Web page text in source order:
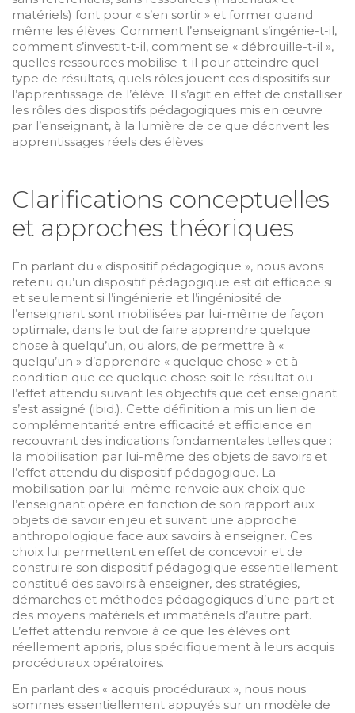
matériels) font pour « s’en sortir » et former quand
même les élèves. Comment l’enseignant s’ingénie-t-il,
comment s’investit-t-il, comment se « débrouille-t-il »,
quelles ressources mobilise-t-il pour atteindre quel
type de résultats, quels rôles jouent ces dispositifs sur
l’apprentissage de l’élève. Il s’agit en effet de cristalliser
les rôles des dispositifs pédagogiques mis en œuvre
par l’enseignant, à la lumière de ce que décrivent les
apprentissages réels des élèves.
Clarifications conceptuelles
et approches théoriques
En parlant du « dispositif pédagogique », nous avons
retenu qu’un dispositif pédagogique est dit efficace si
et seulement si l’ingénierie et l’ingéniosité de
l’enseignant sont mobilisées par lui-même de façon
optimale, dans le but de faire apprendre quelque
chose à quelqu’un, ou alors, de permettre à «
quelqu’un » d’apprendre « quelque chose » et à
condition que ce quelque chose soit le résultat ou
l’effet attendu suivant les objectifs que cet enseignant
s’est assigné (ibid.). Cette définition a mis un lien de
complémentarité entre efficacité et efficience en
recouvrant des indications fondamentales telles que :
la mobilisation par lui-même des objets de savoirs et
l’effet attendu du dispositif pédagogique. La
mobilisation par lui-même renvoie aux choix que
l’enseignant opère en fonction de son rapport aux
objets de savoir en jeu et suivant une approche
anthropologique face aux savoirs à enseigner. Ces
choix lui permettent en effet de concevoir et de
construire son dispositif pédagogique essentiellement
constitué des savoirs à enseigner, des stratégies,
démarches et méthodes pédagogiques d’une part et
des moyens matériels et immatériels d’autre part.
L’effet attendu renvoie à ce que les élèves ont
réellement appris, plus spécifiquement à leurs acquis
procéduraux opératoires.
En parlant des « acquis procéduraux », nous nous
sommes essentiellement appuyés sur un modèle de